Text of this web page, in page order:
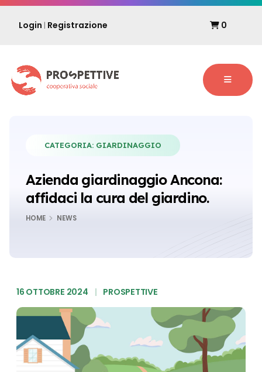
Login | Registrazione 0
CATEGORIA: GIARDINAGGIO
Azienda giardinaggio Ancona:
affidaci la cura del giardino.
HOME NEWS
16 OTTOBRE 2024 | PROSPETTIVE